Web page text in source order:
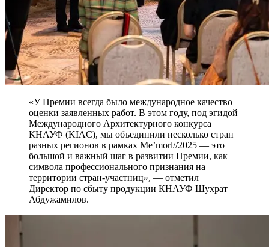
«У Премии всегда было международное качество
оценки заявленных работ. В этом году, под эгидой
Международного Архитектурного конкурса
КНАУФ (KIAC), мы объединили несколько стран
разных регионов в рамках Me’morl//2025 — это
большой и важный шаг в развитии Премии, как
символа профессионального признания на
территории стран-участниц», — отметил
Директор по сбыту продукции КНАУФ Шухрат
Абдужамилов.